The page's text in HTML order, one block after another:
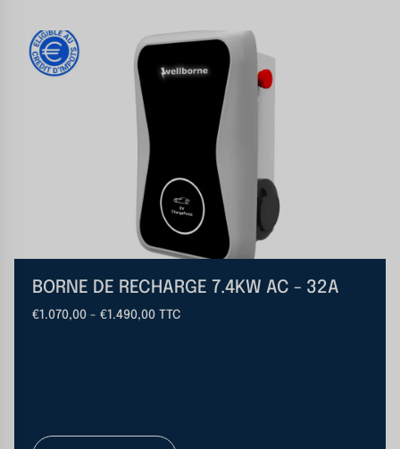
BORNE DE RECHARGE 7.4KW AC - 32A
€1.070,00 - €1.490,00 TTC